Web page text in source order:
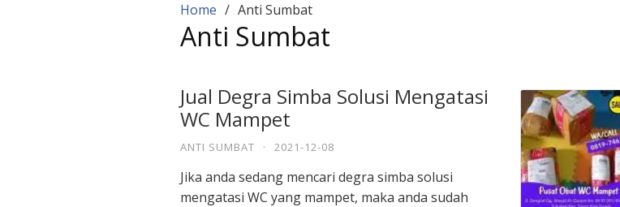
Home Anti Sumbat
Anti Sumbat
Jual Degra Simba Solusi Mengatasi
WC Mampet
ANTI SUMBAT · 2021-12-08
Jika anda sedang mencari degra simba solusi
mengatasi WC yang mampet, maka anda sudah